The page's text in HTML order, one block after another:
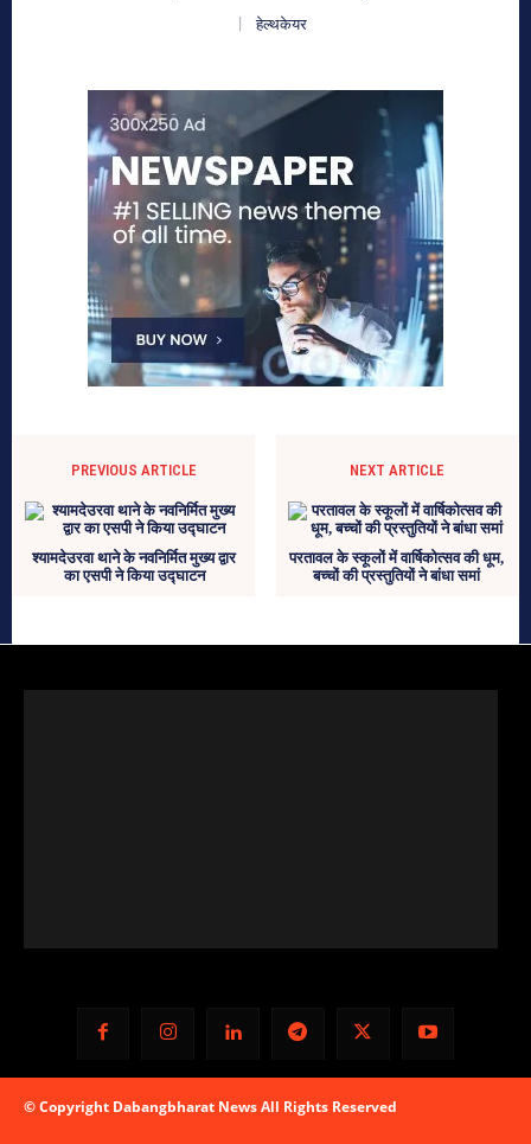
हेल्थकेयर
PREVIOUS ARTICLE
श्यामदेउरवा थाने के नवनिर्मित मुख्य द्वार
का एसपी ने किया उद्घाटन
NEXT ARTICLE
परतावल के स्कूलों में वार्षिकोत्सव की धूम,
बच्चों की प्रस्तुतियों ने बांधा समां
© Copyright Dabangbharat News All Rights Reserved